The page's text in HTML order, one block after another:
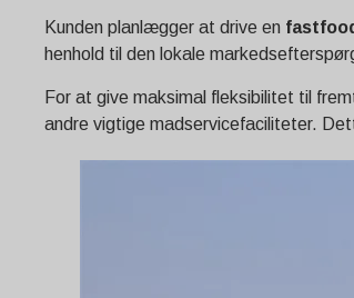
Kunden planlægger at drive en
henhold til den lokale
For at give maksimal fleksibilitet til
andre vigtige madservicefaciliteter.